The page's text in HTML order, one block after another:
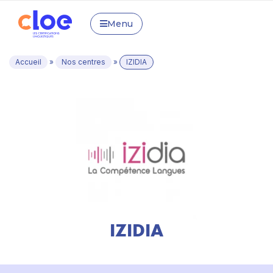
Menu
Accueil » Nos centres » IZIDIA
IZIDIA